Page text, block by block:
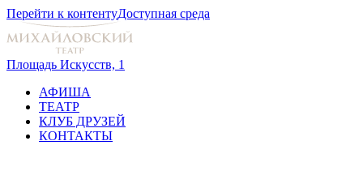
Перейти к контентуДоступная среда
Площадь Искусств, 1
АФИША
ТЕАТР
КЛУБ ДРУЗЕЙ
КОНТАКТЫ